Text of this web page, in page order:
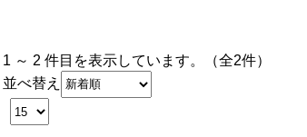
1 ～ 2 件目を表示しています。（全2件）
並べ替え